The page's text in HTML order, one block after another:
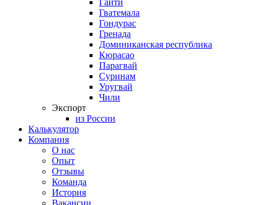
Гаити
Гватемала
Гондурас
Гренада
Доминиканская республика
Кюрасао
Парагвай
Суринам
Уругвай
Чили
Экспорт
из России
Калькулятор
Компания
О нас
Опыт
Отзывы
Команда
История
Вакансии